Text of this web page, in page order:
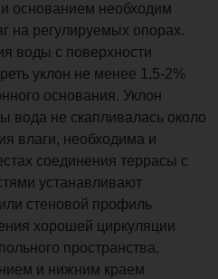
основанием необходим
на регулируемых опорах.
воды с поверхности
уклон не менее 1,5-2%
основания. Уклон
вода не скапливалась около
влаги, необходима и
соединения террасы с
устанавливают
стеновой профиль
хорошей циркуляции
пространства,
и нижним краем